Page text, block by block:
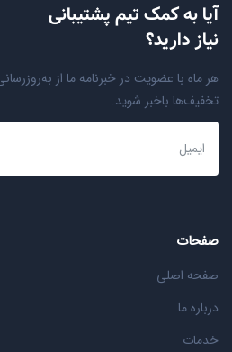
آیا به کمک تیم پشتیبانی
نیاز دارید؟
هر ماه با عضویت در خبرنامه ما از
تخفیف‌ها باخبر شوید.
صفحات
صفحه اصلی
درباره ما
خدمات